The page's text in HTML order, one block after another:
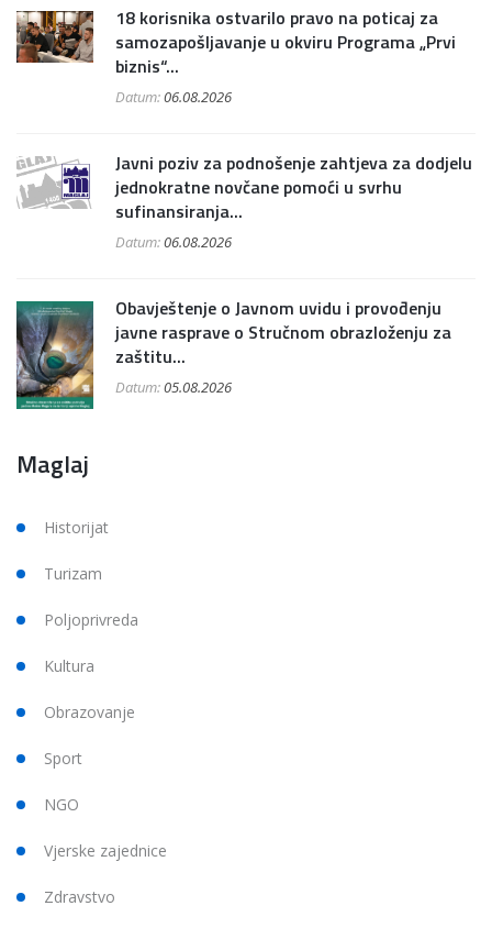
18 korisnika ostvarilo pravo na poticaj za
samozapošljavanje u okviru Programa „Prvi
biznis“...
Datum:06.08.2026
Javni poziv za podnošenje zahtjeva za dodjelu
jednokratne novčane pomoći u svrhu
sufinansiranja...
Datum:06.08.2026
Obavještenje o Javnom uvidu i provođenju
javne rasprave o Stručnom obrazloženju za
zaštitu...
Datum:05.08.2026
Maglaj
Historijat
Turizam
Poljoprivreda
Kultura
Obrazovanje
Sport
NGO
Vjerske zajednice
Zdravstvo